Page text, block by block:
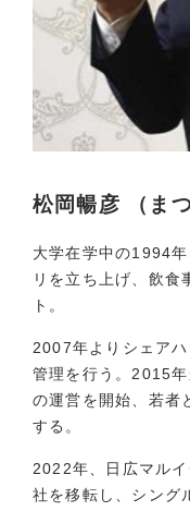
松岡暢彦 （ま
大学在学中の1994
リを立ち上げ、飲食
ト。
2007年よりシェア
管理を行う。2015
の運営を開始、若者
する。
2022年、日広マル
社を移転し、シング